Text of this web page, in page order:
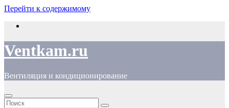
Перейти к содержимому
Ventkam.ru
Вентиляция и кондиционирование